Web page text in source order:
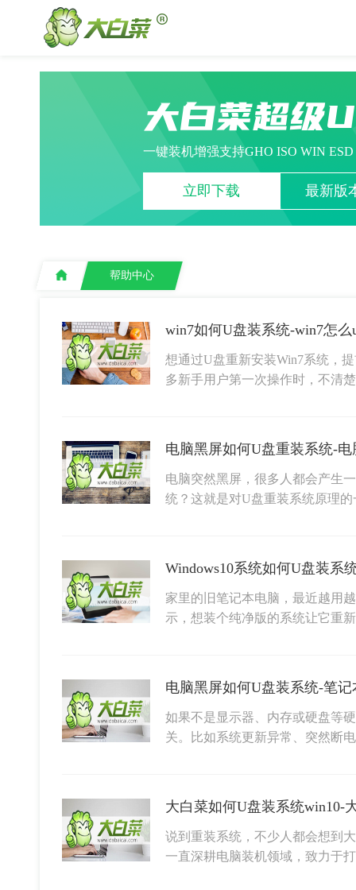
大白菜超级
一键装机增强支持GHO ISO WIN
立即下载 最新版
帮助中心
win7如何U盘装系统-win7怎么
想通过U盘重新安装Win7系统，
多新手用户第一次操作时，不清
电脑黑屏如何U盘重装系统-
电脑突然黑屏，很多人都会产生
统？这就是对U盘重装系统原理
家里的旧笔记本电脑，最近越用
示，想装个纯净版的系统让它重
电脑黑屏如何U盘装系统-笔
如果不是显示器、内存或硬盘等
关。比如系统更新异常、突然断
大白菜如何U盘装系统win10-
说到重装系统，不少人都会想到
一直深耕电脑装机领域，致力于